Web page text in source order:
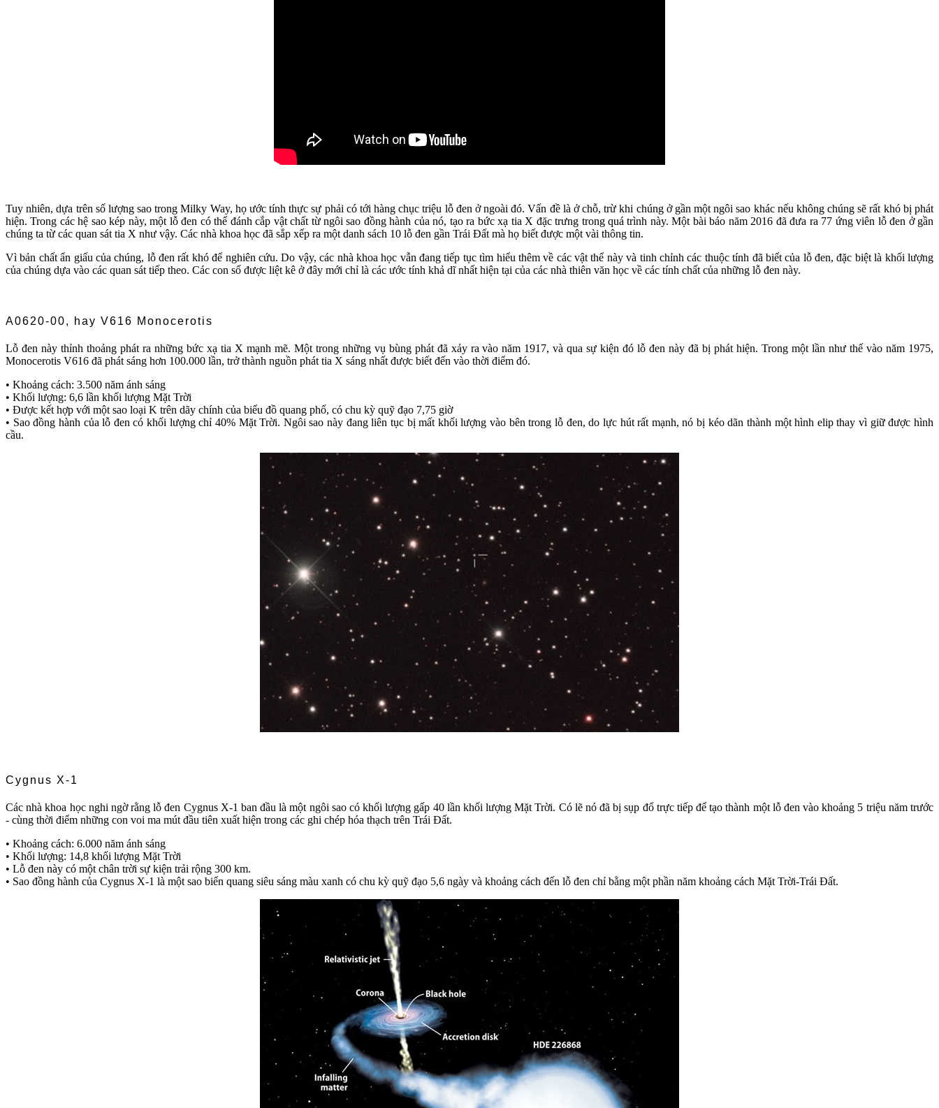
Tuy nhiên, dựa trên số lượng sao trong Milky Way, họ ước tính thực sự phải có tới hàng chục triệu lỗ đen ở ngoài đó. Vấn đề là ở chỗ, trừ khi chúng ở gần một ngôi sao khác nếu không chúng sẽ rất khó bị phát
hiện. Trong các hệ sao kép này, một lỗ đen có thể đánh cắp vật chất từ ngôi sao đồng hành của nó, tạo ra bức xạ tia X đặc trưng trong quá trình này. Một bài báo năm 2016 đã đưa ra 77 ứng viên lỗ đen ở gần
chúng ta từ các quan sát tia X như vậy. Các nhà khoa học đã sắp xếp ra một danh sách 10 lỗ đen gần Trái Đất mà họ biết được một vài thông tin.
Vì bản chất ẩn giấu của chúng, lỗ đen rất khó để nghiên cứu. Do vậy, các nhà khoa học vẫn đang tiếp tục tìm hiểu thêm về các vật thể này và tinh chỉnh các thuộc tính đã biết của lỗ đen, đặc biệt là khối lượng
của chúng dựa vào các quan sát tiếp theo. Các con số được liệt kê ở đây mới chỉ là các ước tính khả dĩ nhất hiện tại của các nhà thiên văn học về các tính chất của những lỗ đen này.
A0620-00, hay V616 Monocerotis
Lỗ đen này thỉnh thoảng phát ra những bức xạ tia X mạnh mẽ. Một trong những vụ bùng phát đã xảy ra vào năm 1917, và qua sự kiện đó lỗ đen này đã bị phát hiện. Trong một lần như thế vào năm 1975,
Monocerotis V616 đã phát sáng hơn 100.000 lần, trở thành nguồn phát tia X sáng nhất được biết đến vào thời điểm đó.
• Khoảng cách: 3.500 năm ánh sáng
• Khối lượng: 6,6 lần khối lượng Mặt Trời
• Được kết hợp với một sao loại K trên dãy chính của biểu đồ quang phổ, có chu kỳ quỹ đạo 7,75 giờ
• Sao đồng hành của lỗ đen có khối lượng chỉ 40% Mặt Trời. Ngôi sao này đang liên tục bị mất khối lượng vào bên trong lỗ đen, do lực hút rất mạnh, nó bị kéo dãn thành một hình elip thay vì giữ được hình
cầu.
Cygnus X-1
Các nhà khoa học nghi ngờ rằng lỗ đen Cygnus X-1 ban đầu là một ngôi sao có khối lượng gấp 40 lần khối lượng Mặt Trời. Có lẽ nó đã bị sụp đổ trực tiếp để tạo thành một lỗ đen vào khoảng 5 triệu năm trước
- cùng thời điểm những con voi ma mút đầu tiên xuất hiện trong các ghi chép hóa thạch trên Trái Đất.
• Khoảng cách: 6.000 năm ánh sáng
• Khối lượng: 14,8 khối lượng Mặt Trời
• Lỗ đen này có một chân trời sự kiện trải rộng 300 km.
• Sao đồng hành của Cygnus X-1 là một sao biến quang siêu sáng màu xanh có chu kỳ quỹ đạo 5,6 ngày và khoảng cách đến lỗ đen chỉ bằng một phần năm khoảng cách Mặt Trời-Trái Đất.